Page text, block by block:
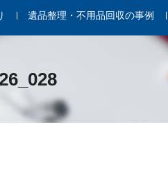
遺品整理・不用品回収の事例